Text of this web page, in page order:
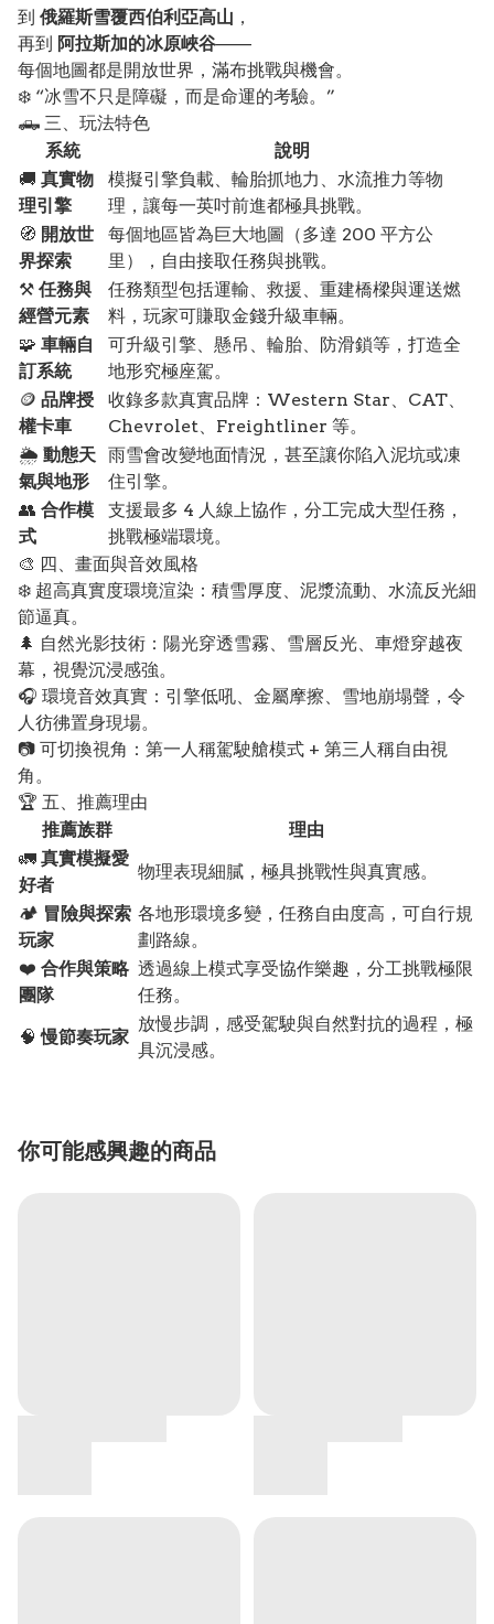
到 俄羅斯雪覆西伯利亞高山 ，
再到 阿拉斯加的冰原峽谷——
每個地圖都是開放世界，滿布挑戰與機會。
❄️ “冰雪不只是障礙，而是命運的考驗。”
🛻 三、玩法特色
系統
說明
🚚 真實物
理引擎
模擬引擎負載、輪胎抓地力、水流推力等物
理，讓每一英吋前進都極具挑戰。
🧭 開放世
界探索
每個地區皆為巨大地圖（多達 200 平方公
里），自由接取任務與挑戰。
⚒️ 任務與
經營元素
任務類型包括運輸、救援、重建橋樑與運送燃
料，玩家可賺取金錢升級車輛。
🧩 車輛自
訂系統
可升級引擎、懸吊、輪胎、防滑鎖等，打造全
地形究極座駕。
🪙 品牌授
權卡車
收錄多款真實品牌：Western Star、CAT、
Chevrolet、Freightliner 等。
🌦️ 動態天
氣與地形
雨雪會改變地面情況，甚至讓你陷入泥坑或凍
住引擎。
👥 合作模
式
支援最多 4 人線上協作，分工完成大型任務，
挑戰極端環境。
🎨 四、畫面與音效風格
❄️ 超高真實度環境渲染：積雪厚度、泥漿流動、水流反光細
節逼真。
🌲 自然光影技術：陽光穿透雪霧、雪層反光、車燈穿越夜
幕，視覺沉浸感強。
🎧 環境音效真實：引擎低吼、金屬摩擦、雪地崩塌聲，令
人彷彿置身現場。
📷 可切換視角：第一人稱駕駛艙模式 + 第三人稱自由視
角。
🏆 五、推薦理由
推薦族群
理由
🚛 真實模擬愛
好者
物理表現細膩，極具挑戰性與真實感。
🏕️ 冒險與探索
玩家
各地形環境多變，任務自由度高，可自行規
劃路線。
❤️ 合作與策略
團隊
透過線上模式享受協作樂趣，分工挑戰極限
任務。
🧠慢節奏玩家
放慢步調，感受駕駛與自然對抗的過程，極
具沉浸感。
你可能感興趣的商品